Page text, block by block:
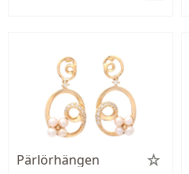
Pärlörhängen